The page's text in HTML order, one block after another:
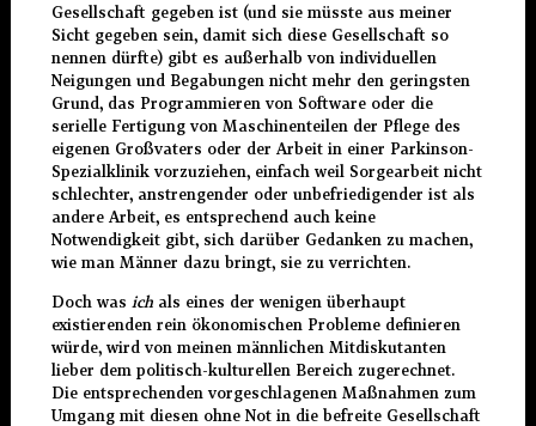
Gesellschaft gegeben ist (und sie müsste aus meiner
Sicht gegeben sein, damit sich diese Gesellschaft so
nennen dürfte) gibt es außerhalb von individuellen
Neigungen und Begabungen nicht mehr den geringsten
Grund, das Programmieren von Software oder die
serielle Fertigung von Maschinenteilen der Pflege des
eigenen Großvaters oder der Arbeit in einer Parkinson-
Spezialklinik vorzuziehen, einfach weil Sorgearbeit nicht
schlechter, anstrengender oder unbefriedigender ist als
andere Arbeit, es entsprechend auch keine
Notwendigkeit gibt, sich darüber Gedanken zu machen,
wie man Männer dazu bringt, sie zu verrichten.
Doch was ich als eines der wenigen überhaupt
existierenden rein ökonomischen Probleme definieren
würde, wird von meinen männlichen Mitdiskutanten
lieber dem politisch-kulturellen Bereich zugerechnet.
Die entsprechenden vorgeschlagenen Maßnahmen zum
Umgang mit diesen ohne Not in die befreite Gesellschaft